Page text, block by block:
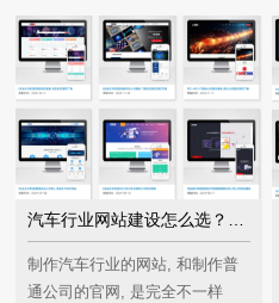
于流量吸引, 而是在于转化环
节。我见识过好多好多···
制作汽车行业的网站, 和制作普
通公司的官网, 是完全不一样